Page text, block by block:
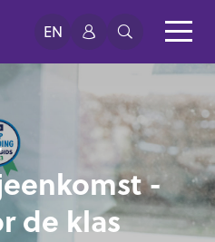
EN
-
de klas